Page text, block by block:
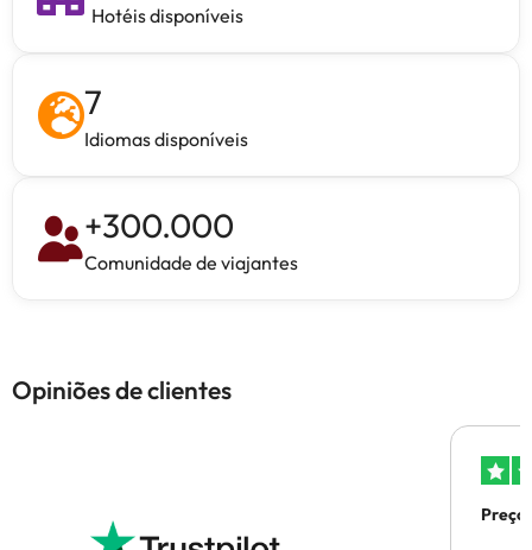
Hotéis disponíveis
7
Idiomas disponíveis
+300.000
Comunidade de viajantes
Opiniões de clientes